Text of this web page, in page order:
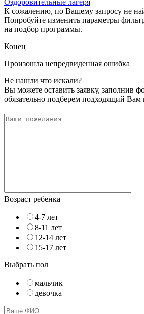
Оздоровительные лагеря
К сожалению, по Вашему запросу не
Попробуйте изменить параметры
на подбор программы.
Конец
Произошла непредвиденная ошибка
Не нашли что искали?
Вы можете оставить заявку, заполнив
обязательно подберем подходящий Вам
Возраст ребенка
4-7 лет
8-11 лет
12-14 лет
15-17 лет
Выбрать пол
мальчик
девочка